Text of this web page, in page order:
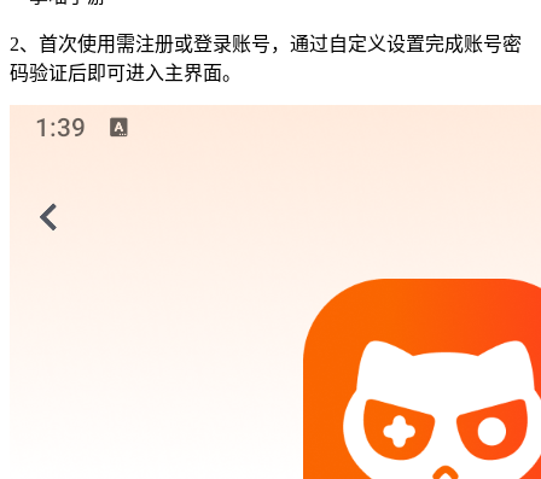
2、首次使用需注册或登录账号，通过自定义设置完成账号密
码验证后即可进入主界面。